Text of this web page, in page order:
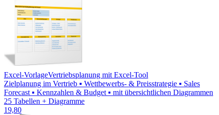
Excel-VorlageVertriebsplanung mit Excel-Tool
Zielplanung im Vertrieb ▪ Wettbewerbs- & Preisstrategie ▪ Sales
Forecast ▪ Kennzahlen & Budget ▪ mit übersichtlichen Diagrammen
25 Tabellen + Diagramme
19,80